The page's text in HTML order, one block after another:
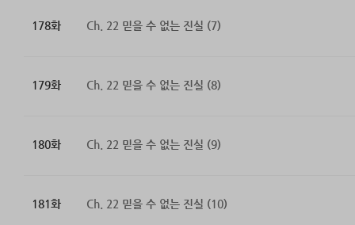
178화 Ch. 22 믿을 수 없는 진실 (7)
179화 Ch. 22 믿을 수 없는 진실 (8)
180화 Ch. 22 믿을 수 없는 진실 (9)
181화 Ch. 22 믿을 수 없는 진실 (10)